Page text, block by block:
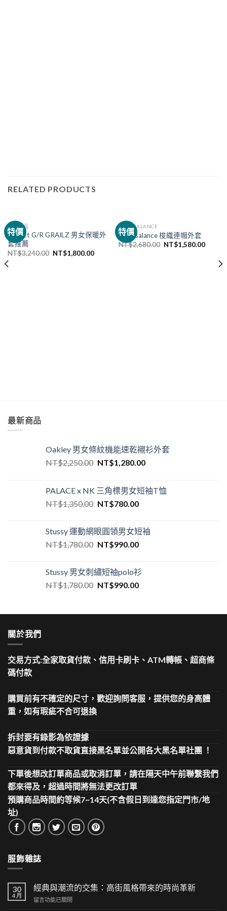
RELATED PRODUCTS
特價
全部商品
project G/R GRAILZ 男女保暖外
套推薦
NT$3,240.00 NT$1,800.00
特價
NEW BALANCE
New Balance 梭織連帽外套
NT$2,680.00 NT$1,580.00
最新商品
Oakley 男女條紋機能速乾襯衫外套
NT$2,250.00 NT$1,280.00
PALACE x NK 三角標男女短袖T恤
NT$1,350.00 NT$780.00
Stussy 運動網眼圓領男女短袖
NT$1,780.00 NT$990.00
Stussy 男女刺繡短袖polo衫
NT$1,780.00 NT$990.00
關於我們
交易方式:全家取貨付款、信用卡刷卡、ATM轉帳、超商條
碼付款
購買前有不確定的尺寸，歡迎詢問客服，提供您的身高體
重，如有瑕疵不合可退換
拆封要有錄影為依證據
惡意貨到付款不取貨直接黑名單並公開各大黑名單社團 ！
下單後想改訂單商品或取消訂單，請在隔天中午前聯繫我們
都來得及，超過時間將無法更改訂單
預購商品時間約等候7~14天(不含假日到達您指定門市/地
址)
服飾雜誌
30
4 月
經典與潮流的交集：高街風格帶來的時尚革新
在
留言功能已關閉